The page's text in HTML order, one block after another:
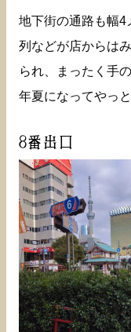
地下街の通路も幅4
列などが店からは
られ、まったく手
年夏になってやっ
8番出口